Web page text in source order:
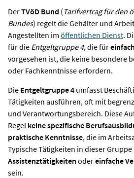
DerTVöD Bund ( Tarifvertrag für den
Bundes) regelt die Gehälter und
Angestellten im öffentlichen Dienst.
für die Entgeltgruppe 4, die für
vorgesehen ist, die keine besondere
oder Fachkenntnisse erfordern.
Die Entgeltgruppe 4 umfasst
Tätigkeiten ausführen, oft mit
und Verantwortungsbereich. Diese
Regel keine spezifische
praktische Kenntnisse, die im
Typische Tätigkeiten in dieser Gruppe
Assistenztätigkeiten odereinfache
sein.